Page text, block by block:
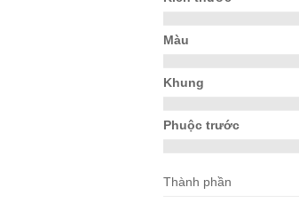
Màu
Khung
Phuộc trước
Thành phần